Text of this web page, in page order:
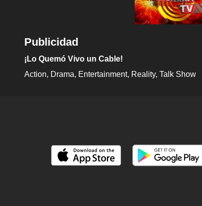
Publicidad
¡Lo Quemó Vivo un Cable!
Action
Drama Entertainment Reality Talk Show